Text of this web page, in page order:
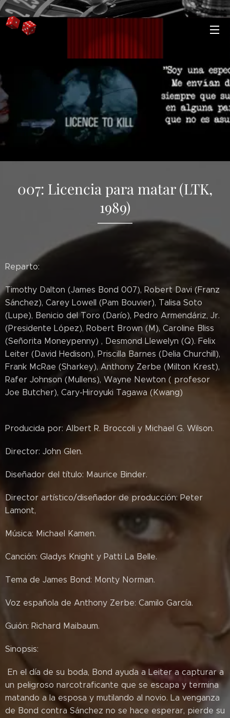
007: Licencia para matar (LTK,
1989)
Reparto:
Timothy Dalton (James Bond 007), Robert Davi (Franz
Sánchez), Carey Lowell (Pam Bouvier), Talisa Soto
(Lupe), Benicio del Toro (Darío), Pedro Armendáriz, Jr.
(Presidente López), Robert Brown (M), Caroline Bliss
(Señorita Moneypenny) , Desmond Llewelyn (Q). Felix
Leiter (David Hedison), Priscilla Barnes (Delia Churchill),
Frank McRae (Sharkey), Anthony Zerbe (Milton Krest),
Rafer Johnson (Mullens), Wayne Newton ( profesor
Joe Butcher), Cary-Hiroyuki Tagawa (Kwang)
Producida por: Albert R. Broccoli y Michael G. Wilson.
Director: John Glen.
Diseñador del título: Maurice Binder.
Director artístico/diseñador de producción: Peter
Lamont,
Música: Michael Kamen.
Canción: Gladys Knight y Patti La Belle.
Tema de James Bond: Monty Norman.
Voz española de Anthony Zerbe: Camilo García.
Guión: Richard Maibaum.
Sinopsis:
En el día de su boda, Bond ayuda a Leiter a capturar a
un peligroso narcotraficante que se escapa y termina
matando a la esposa y mutilando al novio. La venganza
de Bond contra Sánchez no se hace esperar, pierde su